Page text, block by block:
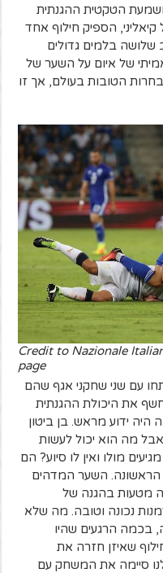
הטקטית ההגנתית
הספיק חילוף אחד
שלושה בלמים גדולים
של איום על השער של
הטובות בעולם, אך זו
Credit to Nazionale
page
עם שני שחקני אגף שהם
את היכולת ההגנתית
היה ידוע מראש. בן ביטון
מה הוא יכול לעשות
מולו ואין לו סיוע? הם
הראשונה. השער המדהים
מטעות בהגנה של
נכונה וטובה. מה שלא
בכמה הרגעים שהיו
שאיזן חזרה את
סיימה את המשחק עם